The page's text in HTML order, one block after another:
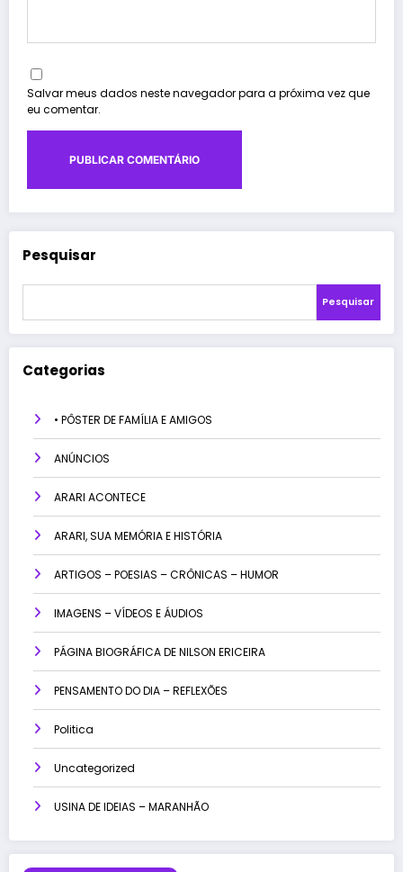
Salvar meus dados neste navegador para a próxima vez que
eu comentar.
Pesquisar
Pesquisar
Categorias
• PÔSTER DE FAMÍLIA E AMIGOS
ANÚNCIOS
ARARI ACONTECE
ARARI, SUA MEMÓRIA E HISTÓRIA
ARTIGOS – POESIAS – CRÔNICAS – HUMOR
IMAGENS – VÍDEOS E ÁUDIOS
PÁGINA BIOGRÁFICA DE NILSON ERICEIRA
PENSAMENTO DO DIA – REFLEXÕES
Politica
Uncategorized
USINA DE IDEIAS – MARANHÃO